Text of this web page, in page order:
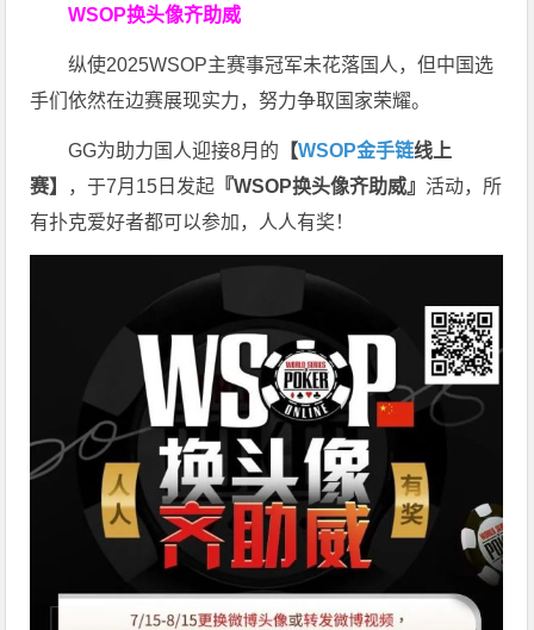
WSOP换头像齐助威
纵使2025WSOP主赛事冠军未花落国人，但中国选
手们依然在边赛展现实力，努力争取国家荣耀。
GG为助力国人迎接8月的 【WSOP金手链线上
赛】 ，于7月15日发起 『WSOP换头像齐助威』 活动，所
有扑克爱好者都可以参加，人人有奖！